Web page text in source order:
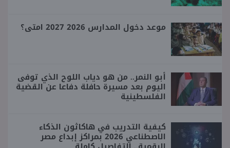
موعد دخول المدارس 2026 2027 امتى؟
أبو النمر.. من هو دياب اللوح الذي توفى
اليوم بعد مسيرة حافلة دفاعا عن القضية
الفلسطينية
كيفية التدريب في هاكاثون الذكاء
الاصطناعي 2026 بمراكز إبداع مصر